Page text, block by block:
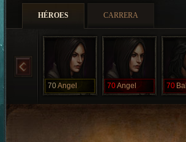
HÉROES CARRERA
70Angel 70Angel 70